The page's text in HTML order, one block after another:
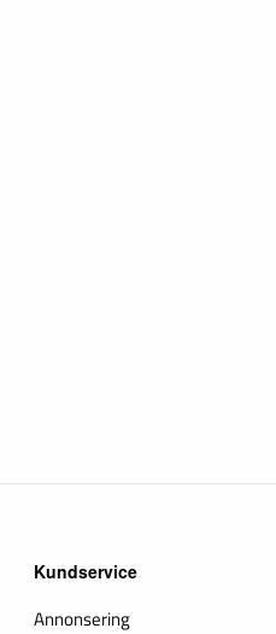
Kundservice
Annonsering